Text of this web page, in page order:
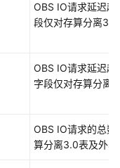
OBS IO请求延迟超
段仅对存算分离
OBS IO请求延迟
字段仅对存算分离
OBS IO请求的总
算分离3.0表及外表